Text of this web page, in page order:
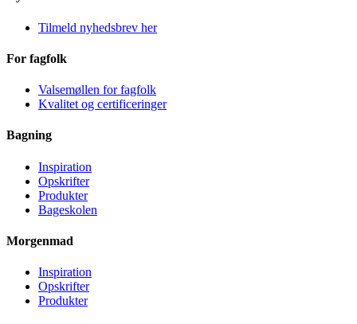
Tilmeld nyhedsbrev her
For fagfolk
Valsemøllen for fagfolk
Kvalitet og certificeringer
Bagning
Inspiration
Opskrifter
Produkter
Bageskolen
Morgenmad
Inspiration
Opskrifter
Produkter